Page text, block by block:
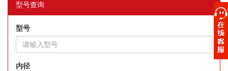
型号查询
型号
内径